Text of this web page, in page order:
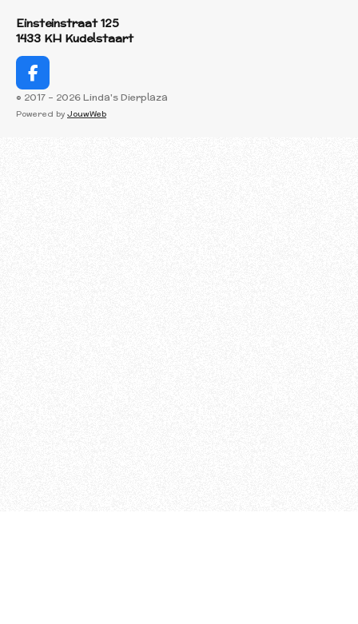
Einsteinstraat 125
1433 KH Kudelstaart
F
a
c
© 2017 - 2026 Linda's Dierplaza
Powered by JouwWeb